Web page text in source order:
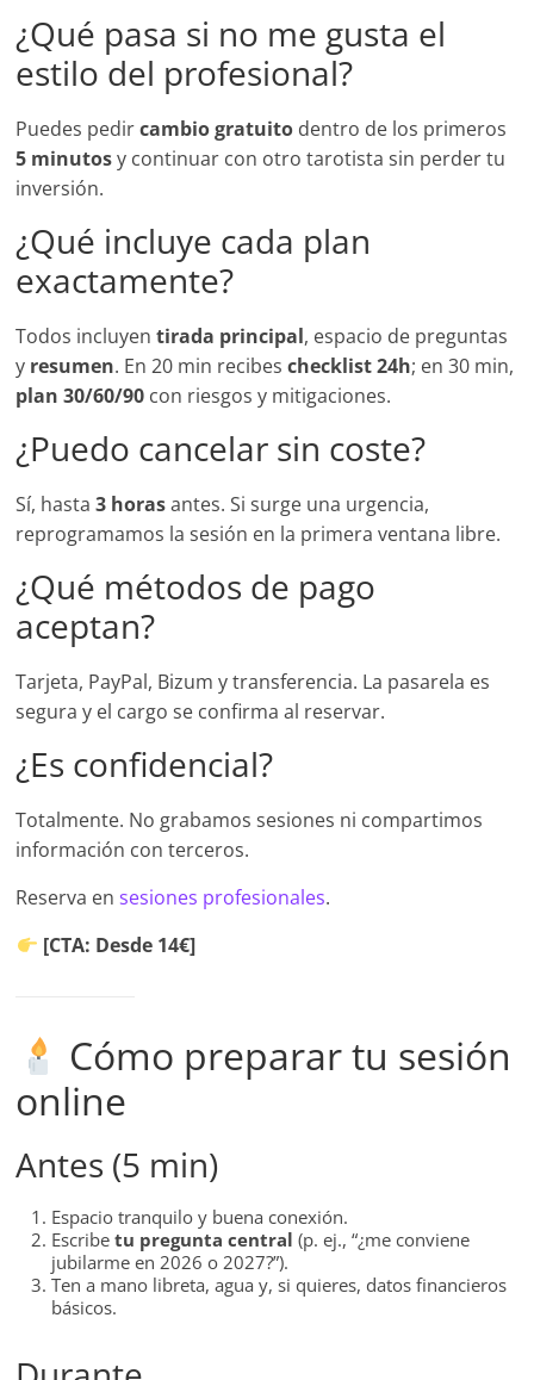
¿Qué pasa si no me gusta el
estilo del profesional?
Puedes pedircambio gratuito dentro de los primeros
5 minutosy continuar con otro tarotista sin perder tu
inversión.
¿Qué incluye cada plan
exactamente?
Todos incluyentirada principal, espacio de preguntas
y resumen. En 20 min recibeschecklist 24h; en 30 min,
plan 30/60/90 con riesgos y mitigaciones.
¿Puedo cancelar sin coste?
Sí, hasta3 horasantes. Si surge una urgencia,
reprogramamos la sesión en la primera ventana libre.
¿Qué métodos de pago
aceptan?
Tarjeta, PayPal, Bizum y transferencia. La pasarela es
segura y el cargo se confirma al reservar.
¿Es confidencial?
Totalmente. No grabamos sesiones ni compartimos
información con terceros.
Reserva ensesiones profesionales.
[CTA: Desde 14€]
Cómo preparar tu sesión
online
Antes (5 min)
Espacio tranquilo y buena conexión.
Escribetu pregunta central (p. ej., “¿me conviene
jubilarme en 2026 o 2027?”).
Ten a mano libreta, agua y, si quieres, datos financieros
básicos.